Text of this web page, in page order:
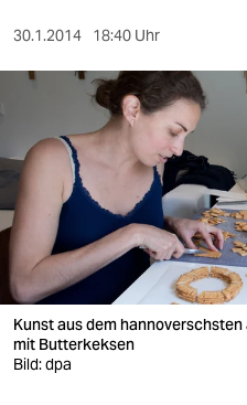
wahrheit
verlag
verlag
veranstaltungen
shop
30.1.2014 18:40 Uhr
Kunst aus dem
mit Butterkeksen
Bild: dpa